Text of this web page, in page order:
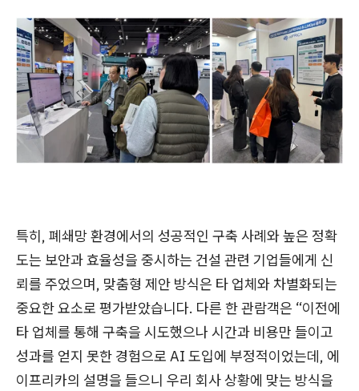
특히, 폐쇄망 환경에서의 성공적인 구축 사례와 높은 정확
도는 보안과 효율성을 중시하는 건설 관련 기업들에게 신
뢰를 주었으며, 맞춤형 제안 방식은 타 업체와 차별화되는
중요한 요소로 평가받았습니다. 다른 한 관람객은 “이전에
타 업체를 통해 구축을 시도했으나 시간과 비용만 들이고
성과를 얻지 못한 경험으로 AI 도입에 부정적이었는데, 에
이프리카의 설명을 들으니 우리 회사 상황에 맞는 방식을